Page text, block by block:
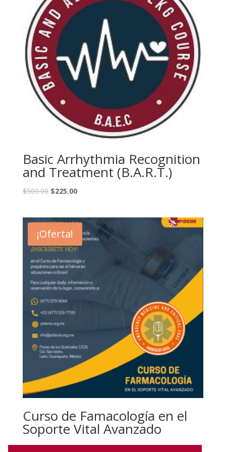
Basic Arrhythmia Recognition
and Treatment (B.A.R.T.)
$500.00 El
era:
$500.00.
$225.00El
es:
$225.00.
¡Oferta!
Curso de Famacología en el
Soporte Vital Avanzado
$600.00El
$399.00El